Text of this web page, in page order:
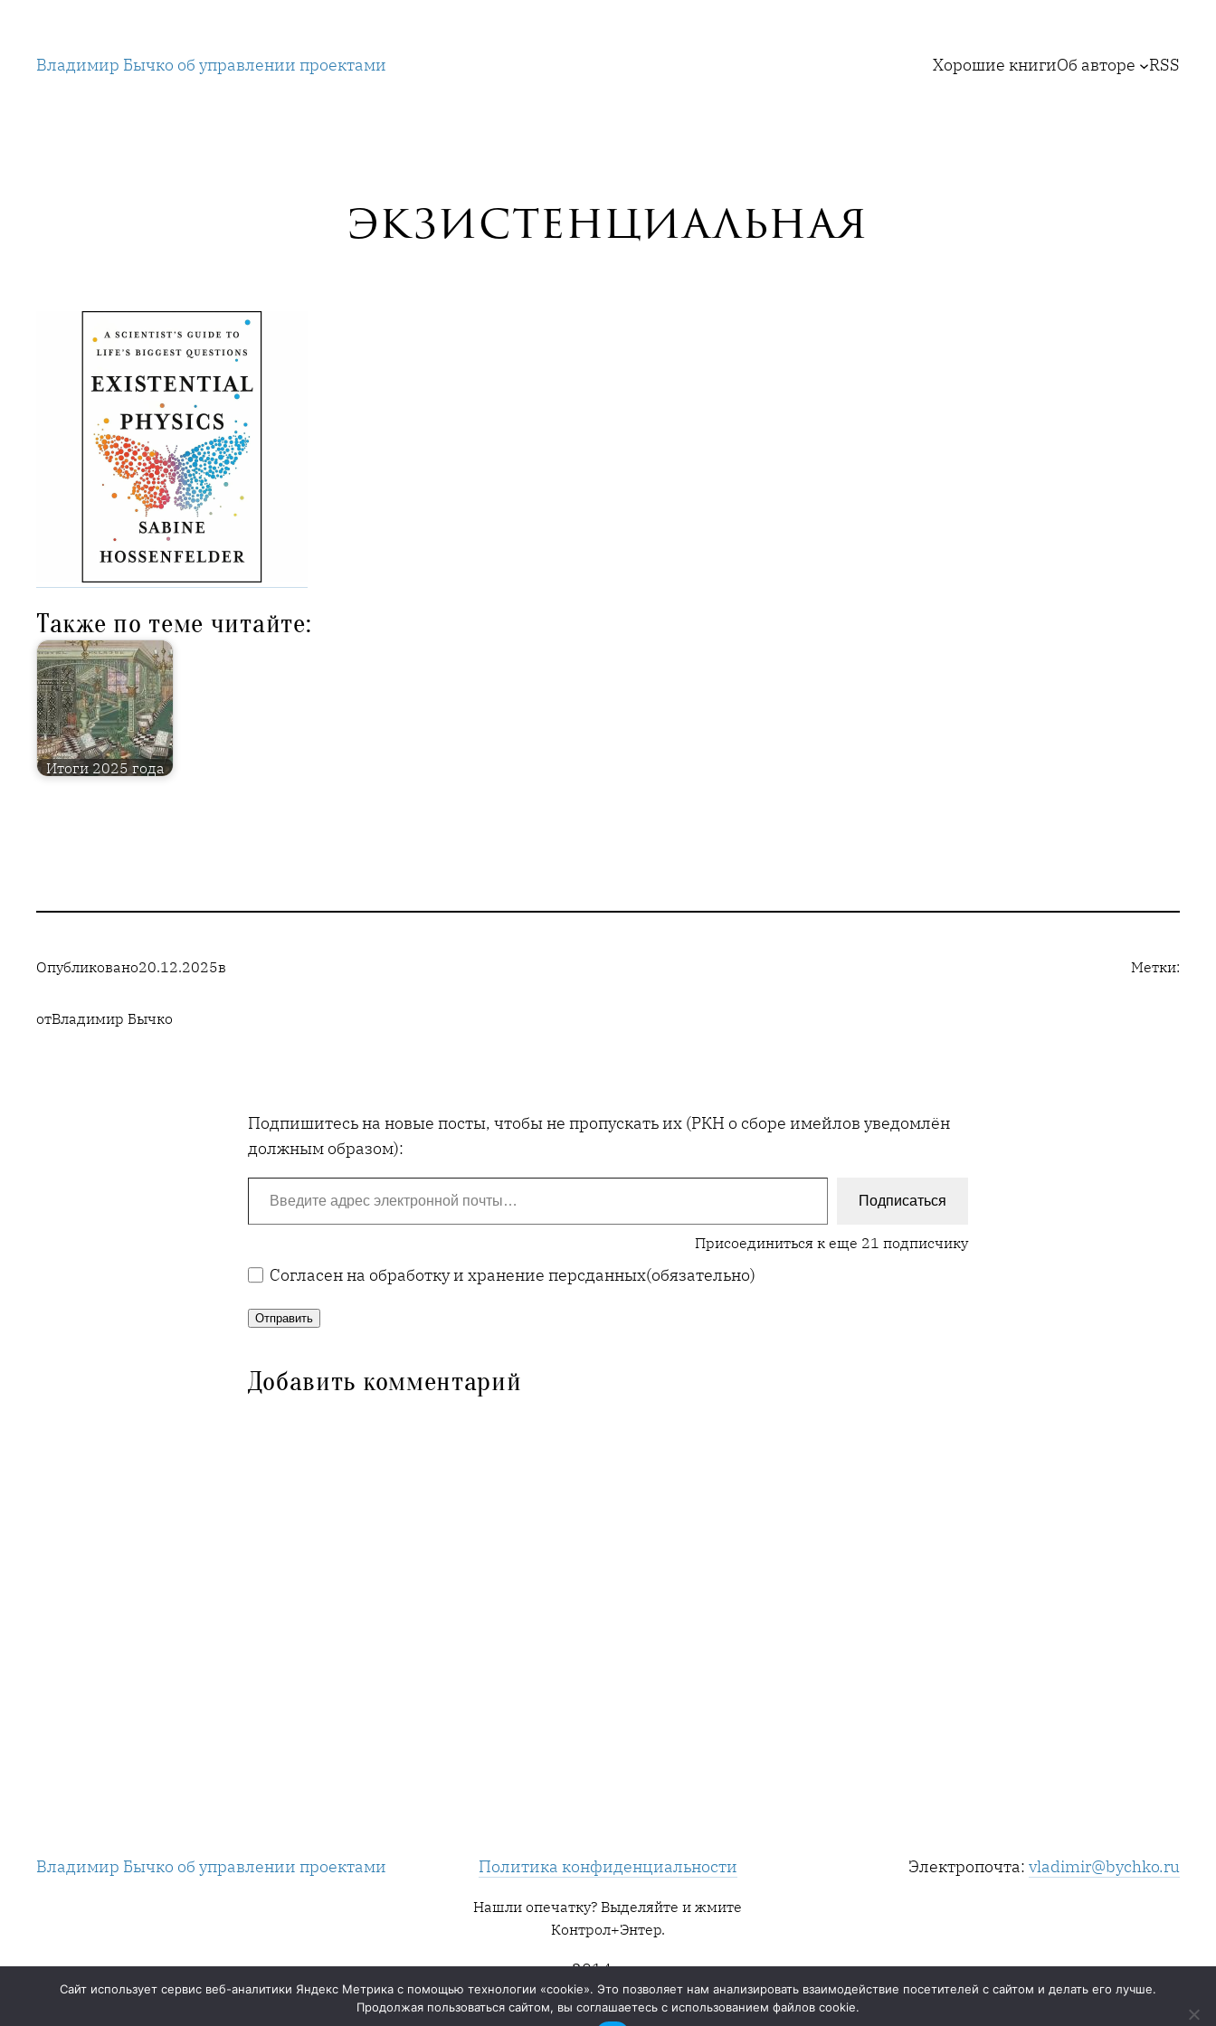
содержимому
Владимир Бычко об управлении проектами Хорошие книгиОб авторе RSS
экзистенциальная
Также по теме читайте:
Итоги 2025 года
Опубликовано20.12.2025в
отВладимир Бычко
Метки:
Подпишитесь на новые посты, чтобы не пропускать их (РКН о сборе имейлов уведомлён
должным образом):
Введите адрес электронной почты…
Подписаться
Присоединиться к еще 21 подписчику
Согласен на обработку и хранение персданных(обязательно)
Отправить
Добавить комментарий
Владимир Бычко об управлении проектами Политика конфиденциальности
Нашли опечатку? Выделяйте и жмите
Контрол+Энтер.
2014 — ∞
Электропочта: vladimir@bychko.ru
Сайт использует сервис веб-аналитики Яндекс Метрика с помощью технологии «cookie». Это позволяет нам анализировать взаимодействие посетителей с сайтом и делать его лучше.
Продолжая пользоваться сайтом, вы соглашаетесь с использованием файлов cookie.